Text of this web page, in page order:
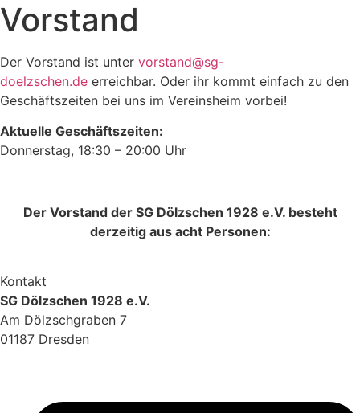
Vorstand
Der Vorstand ist unter vorstand@sg-
doelzschen.de erreichbar. Oder ihr kommt einfach zu den
Geschäftszeiten bei uns im Vereinsheim vorbei!
Aktuelle Geschäftszeiten:
Donnerstag, 18:30 – 20:00 Uhr
Der Vorstand der SG Dölzschen 1928 e.V. besteht
derzeitig aus acht Personen:
Kontakt
SG Dölzschen 1928 e.V.
Am Dölzschgraben 7
01187 Dresden